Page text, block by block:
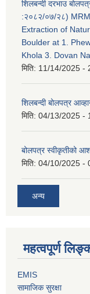
शिलबन्दी दरभाउ
:२०८२/०७/२८)
Extraction of
Boulder at 1.
Khola 3. Dovan
मिति: 11/14/2025 -
शिलबन्दी बोलपत्र
मिति: 04/13/2025 -
बोलपत्र स्वीकृतीको
मिति: 04/10/2025 -
अन्य
महत्वपूर्ण
EMIS
सामाजिक सुरक्षा